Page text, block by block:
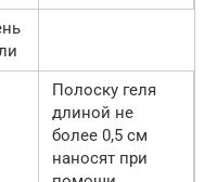
Полоску геля
длиной не
более 0,5 см
наносят при